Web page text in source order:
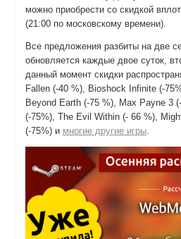
можно приобрести со скидкой
(21:00 по московскому времени).
Все предложения разбиты на две
обновляется каждые двое суток,
данный момент скидки
Fallen (-40 %), Bioshock Infinite (-
Beyond Earth (-75 %), Max Payne 3
(-75%), The Evil Within (- 66 %),
(-75%) и многие другие игры